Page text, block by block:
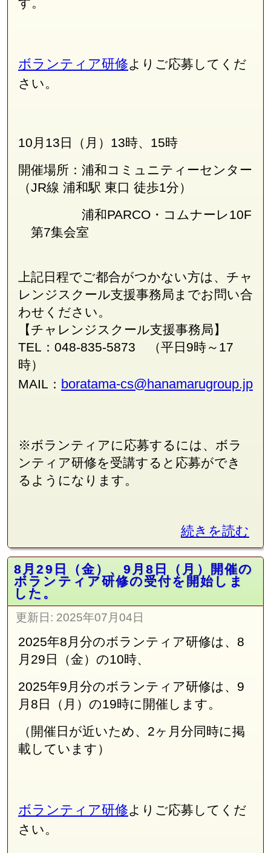
ボランティア研修よりご応募してくだ
さい。
10月13日（月）13時、15時
開催場所：浦和コミュニティーセンター
（JR線 浦和駅 東口 徒歩1分）
浦和PARCO・コムナーレ10F
第7集会室
上記日程でご都合がつかない方は、チャ
レンジスクール支援事務局 までお問い合
わせください。
【チャレンジスクール支援事務局】
TEL：048-835-5873 （平日9時～17
時）
MAIL： boratama-cs@hanamarugroup.jp
※ボランティアに応募するには、ボラ
ンティア研修を受講すると応募ができ
るようになります。
続きを読む
8月29日（金）、9月8日（月）開催の
ボランティア研修の受付を開始しま
した。
更新日: 2025年07月04日
2025年8月分のボランティア研修は、8
月29日（金）の10時、
2025年9月分のボランティア研修は、9
月8日（月）の19時に開催します。
（開催日が近いため、2ヶ月分同時に掲
載しています）
ボランティア研修よりご応募してくだ
さい。